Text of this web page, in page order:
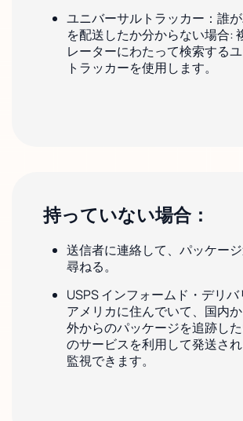
ユニバーサルトラッカー：誰
を配送したか分からない場合:
レーターにわたって検索する
トラッカーを使用します。
持っていない場合：
送信者に連絡して、パッケー
尋ねる。
USPS インフォームド・デリ
アメリカに住んでいて、国内
外からのパッケージを追跡し
のサービスを利用して発送さ
監視できます。